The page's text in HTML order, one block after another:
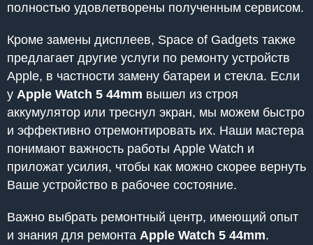
полностью удовлетворены полученным сервисом.
Кроме замены дисплеев, Space of Gadgets также
предлагает другие услуги по ремонту устройств
Apple, в частности замену батареи и стекла. Если
у Apple Watch 5 44mm вышел из строя
аккумулятор или треснул экран, мы можем быстро
и эффективно отремонтировать их. Наши мастера
понимают важность работы Apple Watch и
приложат усилия, чтобы как можно скорее вернуть
Ваше устройство в рабочее состояние.
Важно выбрать ремонтный центр, имеющий опыт
и знания для ремонта Apple Watch 5 44mm.